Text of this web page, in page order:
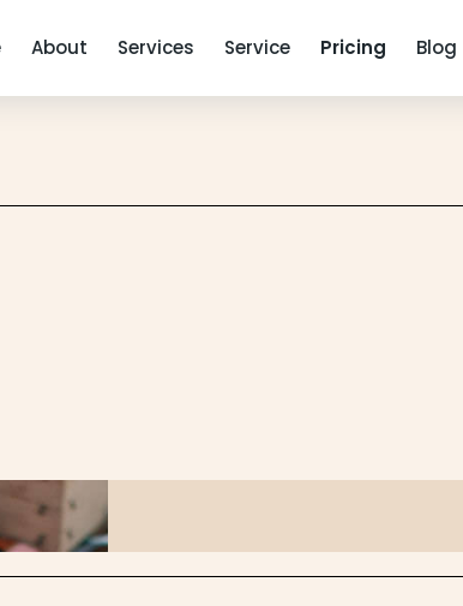
About Services Service Pricing Blog